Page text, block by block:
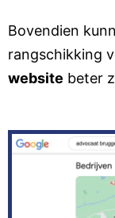
Bovendien
rangschikking
website beter